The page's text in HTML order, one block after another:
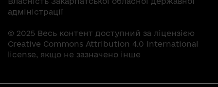
адміністрації
© 2025 Весь контент доступний за ліцензією
Creative Commons Attribution 4.0 International
license, якщо не зазначено інше